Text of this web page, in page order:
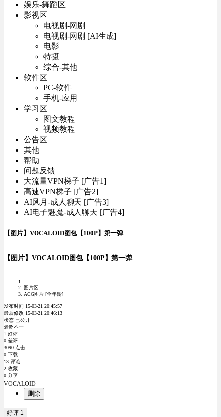
娱乐-舞蹈区
影视区
电视剧-网剧
电视剧-网剧 [AI生成]
电影
特摄
综合-其他
软件区
PC-软件
手机-应用
学习区
图文教程
视频教程
公告区
其他
帮助
问题反馈
大流量VPN梯子 [广告1]
高速VPN梯子 [广告2]
AI风月-成人聊天 [广告3]
AI电子魅魔-成人聊天 [广告4]
【图片】VOCALOID图包【100P】第一弹
【图片】VOCALOID图包【100P】第一弹
图片区
ACG图片 [全年龄]
发布时间 15-03-21 20:45:57
最后修改 15-03-21 20:46:13
状态 已公开
褒贬不一
1 好评
0 差评
3090 点击
0 下载
13 评论
2 收藏
0 分享
VOCALOID
删除
好评 1